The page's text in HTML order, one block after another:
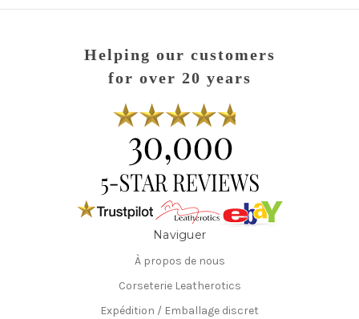
Helping our customers
for over 20 years
Naviguer
À propos de nous
Corseterie Leatherotics
Expédition / Emballage discret